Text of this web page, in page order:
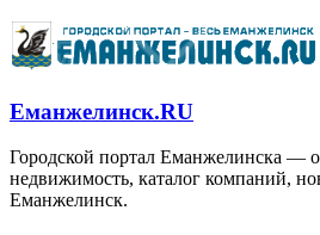
Еманжелинск.RU
Городской портал Еманжелинска —
недвижимость, каталог компаний,
Еманжелинск.